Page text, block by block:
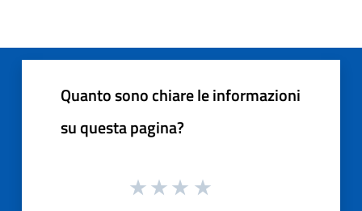
Quanto sono chiare le informazioni
su questa pagina?